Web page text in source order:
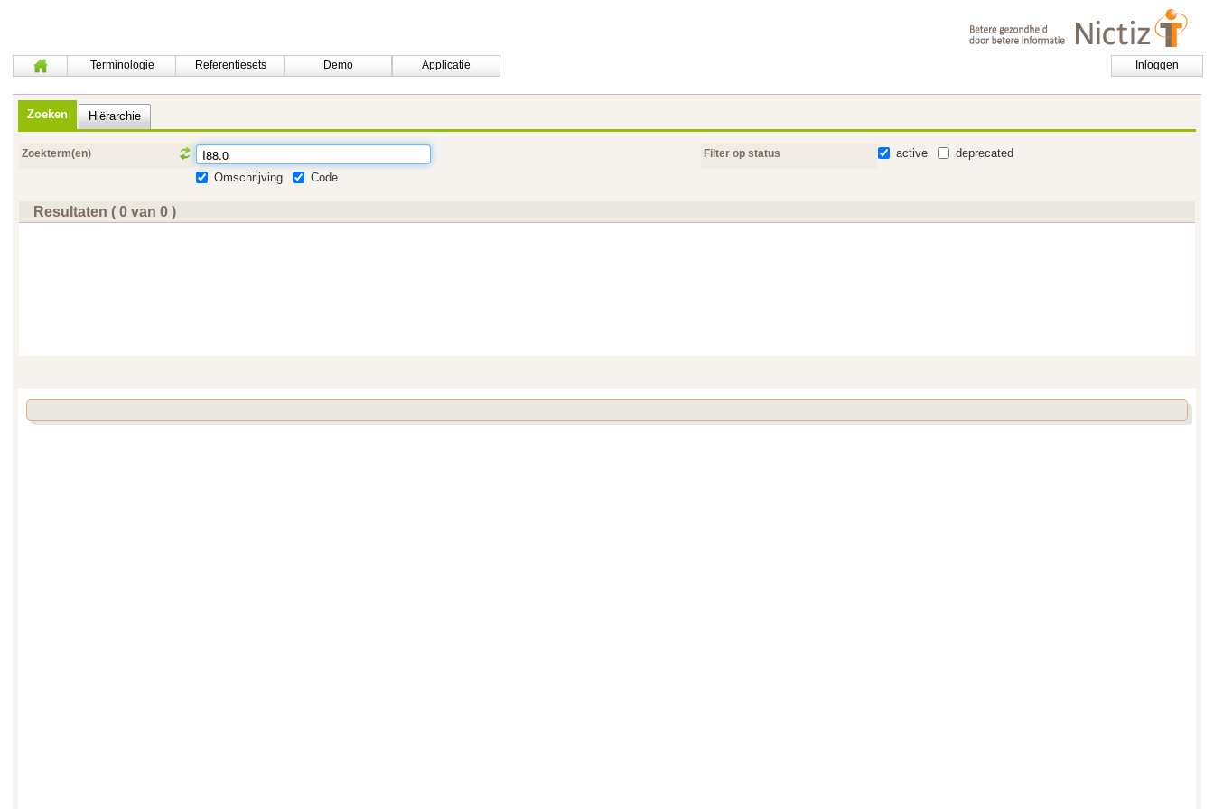
Terminologie Referentiesets Demo Applicatie Inloggen
Zoeken Hiërarchie
Zoekterm(en) Filter op status active
deprecated
Omschrijving
Code
Resultaten ( 0 van 0 )